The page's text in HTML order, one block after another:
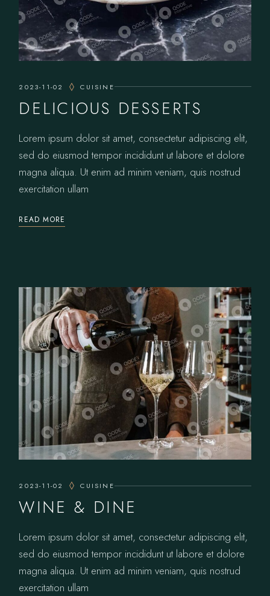
2023-11-02 CUISINE
DELICIOUS DESSERTS
Lorem ipsum dolor sit amet, consectetur adipiscing elit,
sed do eiusmod tempor incididunt ut labore et dolore
magna aliqua. Ut enim ad minim veniam, quis nostrud
exercitation ullam
READ MORE
2023-11-02 CUISINE
WINE & DINE
Lorem ipsum dolor sit amet, consectetur adipiscing elit,
sed do eiusmod tempor incididunt ut labore et dolore
magna aliqua. Ut enim ad minim veniam, quis nostrud
exercitation ullam